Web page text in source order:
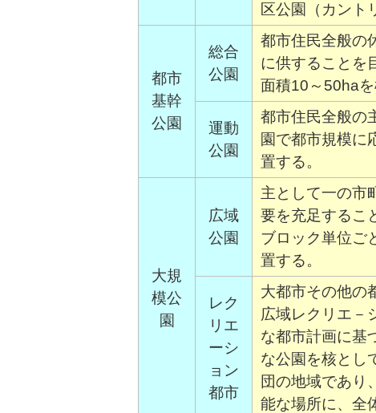
区公園（カント
都市
基幹
公園
総合
公園
都市住民全般の
に供することを
面積10～50haを
運動
公園
都市住民全般の
園で都市規模に
置する。
大規
模公
園
広域
公園
主として一の市
要を充足するこ
ブロック単位ご
置する。
レク
リエ
ーシ
ョン
都市
大都市その他の
広域レクリエ－
な都市計画に基
な公園を核とし
団の地域であり
能な場所に、全